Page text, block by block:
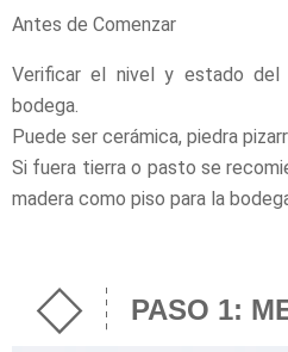
Antes de Comenzar
Verificar el nivel y estado del
bodega.
Puede ser cerámica, piedra
Si fuera tierra o pasto se
madera como piso para la
PASO 1: